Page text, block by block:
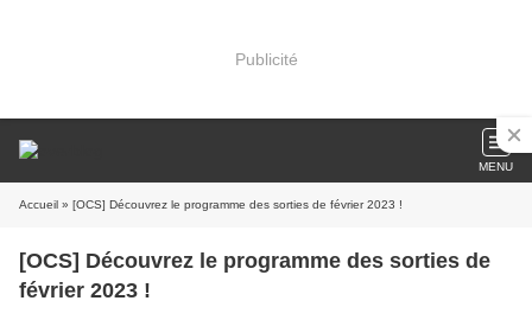
Publicité
MENU
Accueil » [OCS] Découvrez le programme des sorties de février 2023 !
[OCS] Découvrez le programme des sorties de
février 2023 !